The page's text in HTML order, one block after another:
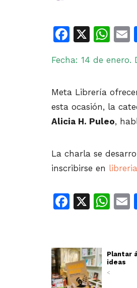
X
Fecha: 14 de enero.
Meta Librería
esta ocasión, la
Alicia H. Puleo,
La charla se
inscribirse en
X
Plantar
ideas
<